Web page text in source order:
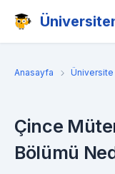
Anasayfa Üniversite
Çince
Bölümü